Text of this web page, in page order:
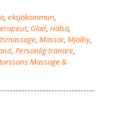
, eksjökommun,
, Glad, Hälsa,
, Massör, Mjölby,
, Personlig tränare,
Massage &